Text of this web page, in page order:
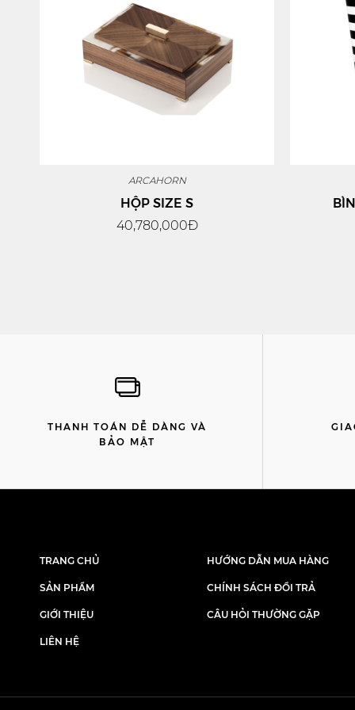
ARCAHORN
HỘP SIZE S
40,780,000Đ
THANH TOÁN DỄ DÀNG VÀ
BẢO MẬT
TRANG CHỦ
SẢN PHẨM
GIỚI THIỆU
LIÊN HỆ
HƯỚNG DẪN MUA HÀNG
CHÍNH SÁCH ĐỔI TRẢ
CÂU HỎI THƯỜNG GẶP